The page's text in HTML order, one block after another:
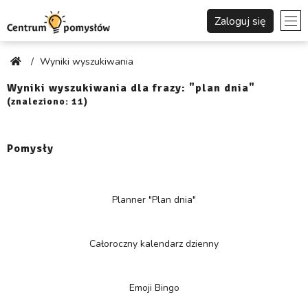
Zaloguj się
/ Wyniki wyszukiwania
Wyniki wyszukiwania dla frazy: "plan dnia"
(znaleziono: 11)
Pomysły
Planner "Plan dnia"
Całoroczny kalendarz dzienny
Emoji Bingo